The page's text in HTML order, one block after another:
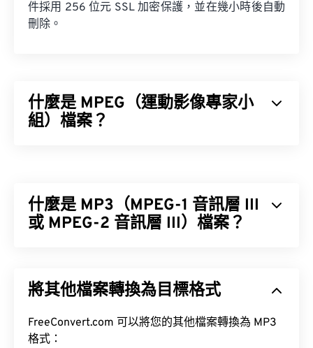
件採用 256 位元 SSL 加密保護，並在幾小時後自動
刪除。
什麼是 MPEG（運動影像專家小
組）檔案？
案體積小但品質相對較高的影片檔案。 MPEG 檔案
副檔名與MPEG-1 格式最為密切相關。
如何開啟 MPEG 檔案？
開啟。
什麼是 MP3（MPEG-1 音訊層 III
或 MPEG-2 音訊層 III）檔案？
的文件，以便進行數位儲存和傳輸。 MP3 檔案是消
可接受，MP3 檔案易於儲存和共享，因此被廣泛使
用。
將其他檔案轉換為目標格式
FreeConvert.com 可以將您的其他檔案轉換為 MP3
格式：